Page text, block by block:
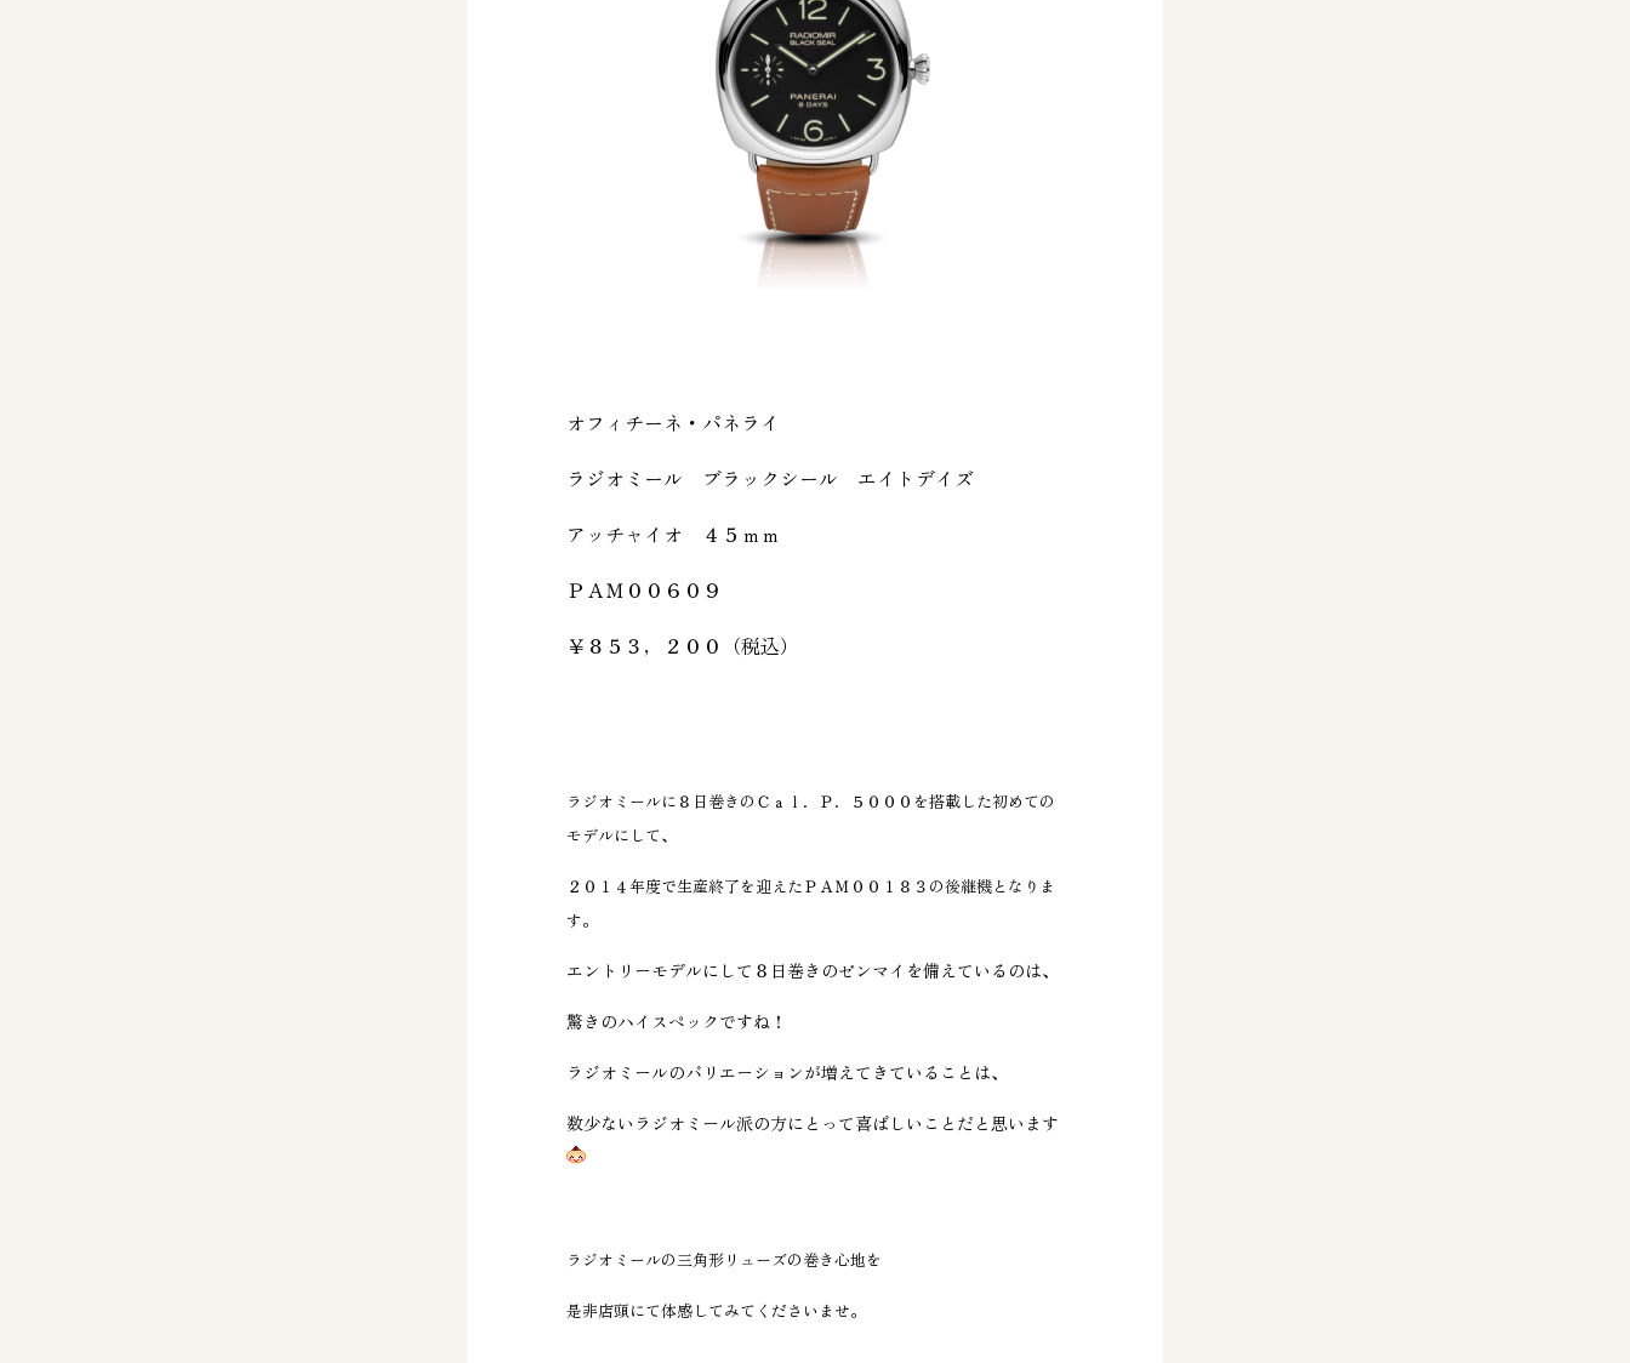
オフィチーネ・パネライ
ラジオミール ブラックシール エイトデイズ
アッチャイオ ４５ｍｍ
ＰＡＭ００６０９
￥８５３，２００（税込）
ラジオミールに８日巻きのＣａｌ．Ｐ．５０００を搭載した初めての
モデルにして、
２０１４年度で生産終了を迎えたＰＡＭ００１８３の後継機となりま
す。
エントリーモデルにして８日巻きのゼンマイを備えているのは、
驚きのハイスペックですね！
ラジオミールのバリエーションが増えてきていることは、
数少ないラジオミール派の方にとって喜ばしいことだと思います
ラジオミールの三角形リューズの巻き心地を
是非店頭にて体感してみてくださいませ。